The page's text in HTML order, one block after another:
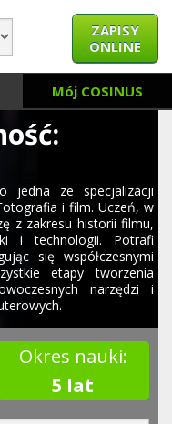
ZAPISY
ONLINE
Mój COSINUS
ze specjalizacji
i film. Uczeń, w
z zakresu historii filmu,
i technologii. Potrafi
się współczesnymi
etapy tworzenia
narzędzi i
Okres nauki:
5 lat